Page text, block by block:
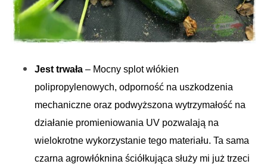
Jest trwała– Mocny splot włókien
polipropylenowych, odporność na uszkodzenia
mechaniczne oraz podwyższona wytrzymałość na
działanie promieniowania UV pozwalają na
wielokrotne wykorzystanie tego materiału. Ta sama
czarna agrowłóknina ściółkująca służy mi już trzeci